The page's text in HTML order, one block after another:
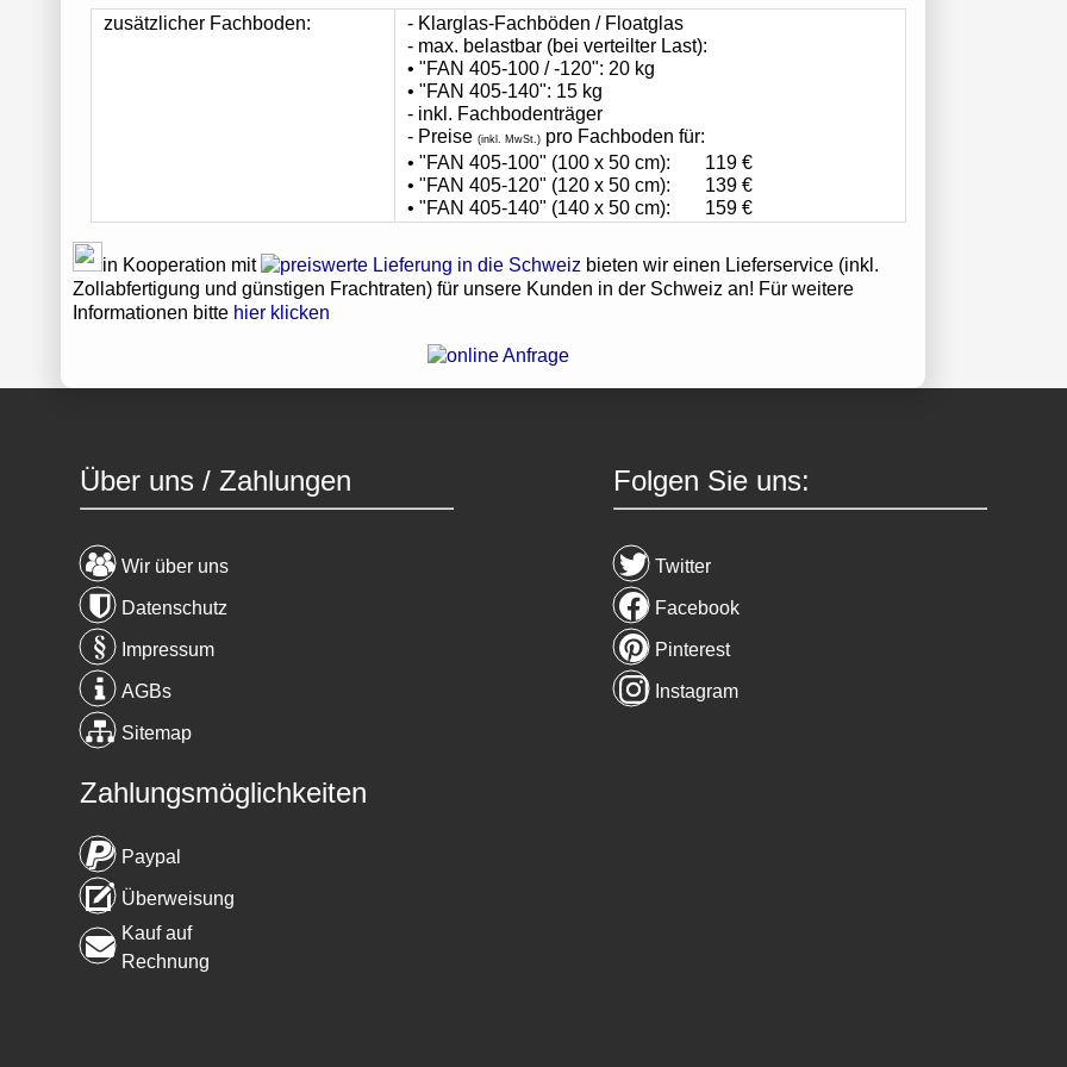
zusätzlicher Fachboden:
- Klarglas-Fachböden / Floatglas
- max. belastbar (bei verteilter Last):
• "FAN 405-100 / -120": 20 kg
• "FAN 405-140": 15 kg
- inkl. Fachbodenträger
- Preise (inkl. MwSt.)pro Fachboden für:
• "FAN 405-100" (100 x 50 cm):
119 €
• "FAN 405-120" (120 x 50 cm):
139 €
• "FAN 405-140" (140 x 50 cm):
159 €
in Kooperation mit
bieten wir einen Lieferservice (inkl.
Zollabfertigung und günstigen Frachtraten) für unsere Kunden in der Schweiz an! Für weitere
Informationen bitte hier klicken
Über uns / Zahlungen
Wir über uns
Datenschutz
Impressum
AGBs
Sitemap
Zahlungsmöglichkeiten
Paypal
Überweisung
Kauf auf
Rechnung
Folgen Sie uns:
Twitter
Facebook
Pinterest
Instagram